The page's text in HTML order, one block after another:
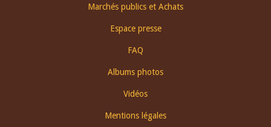
Marchés publics et Achats
Espace presse
FAQ
Albums photos
Vidéos
Mentions légales